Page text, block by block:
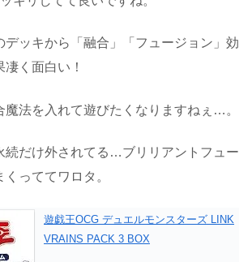
デッキから「融合」「フュージョン」効
く面白い！
魔法を入れて遊びたくなりますねぇ…。
だけ外されてる…ブリリアントフュー
っててワロタ。
遊戯王OCG デュエルモンスターズ LINK
VRAINS PACK 3 BOX